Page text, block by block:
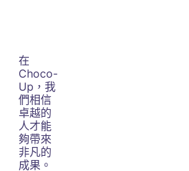
在
Choco-
Up，我
們相信
卓越的
人才能
夠帶來
非凡的
成果。